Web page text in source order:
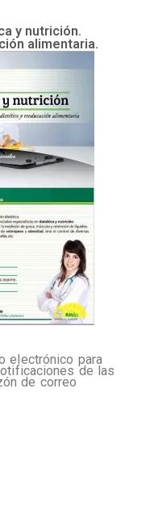
y nutrición.
alimentaria.
electrónico para
de las
de correo